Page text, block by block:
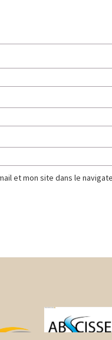
et mon site dans le